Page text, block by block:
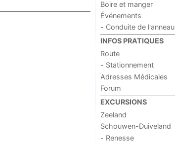
Boire et manger
Événements
- Conduite de l'anneau
INFOS PRATIQUES
Route
- Stationnement
Adresses Médicales
Forum
EXCURSIONS
Zeeland
Schouwen-Duiveland
- Renesse